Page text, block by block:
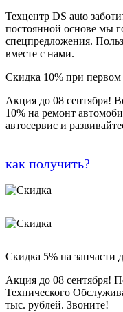
Техцентр DS auto
постоянной основе мы
спецпредложения.
вместе с нами.
Скидка 10% при первом
Акция до 08 сентября!
10% на ремонт
автосервис и
как получить?
Скидка 5% на запчасти
Акция до 08 сентября!
Технического
тыс. рублей. Звоните!